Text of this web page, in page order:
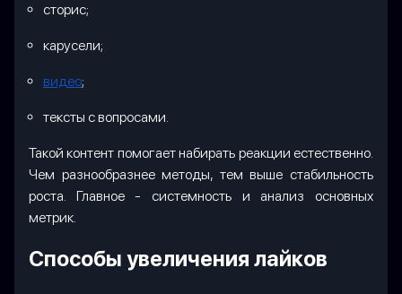
сторис;
карусели;
видео;
тексты с вопросами.
Такой контент помогает набирать реакции естественно.
Чем разнообразнее методы, тем выше стабильность
роста. Главное - системность и анализ основных
метрик.
Способы увеличения лайков